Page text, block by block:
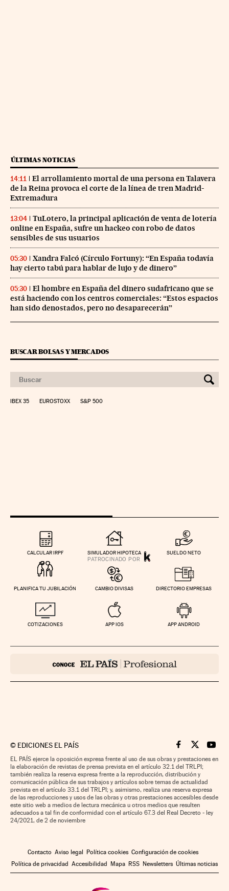
ÚLTIMAS NOTICIAS
14:11
El arrollamiento mortal de una persona en Talavera
de la Reina provoca el corte de la línea de tren Madrid-
Extremadura
13:04
TuLotero, la principal aplicación de venta de lotería
online en España, sufre un hackeo con robo de datos
sensibles de sus usuarios
05:30
Xandra Falcó (Círculo Fortuny): “En España todavía
hay cierto tabú para hablar de lujo y de dinero”
05:30
El hombre en España del dinero sudafricano que se
está haciendo con los centros comerciales: “Estos espacios
han sido denostados, pero no desaparecerán”
BUSCAR BOLSAS Y MERCADOS
IBEX 35 EUROSTOXX S&P 500
CALCULAR IRPF SIMULADOR HIPOTECA SUELDO NETO
PLANIFICA TU JUBILACIÓN CAMBIO DIVISAS DIRECTORIO EMPRESAS
COTIZACIONES APP IOS APP ANDROID
© EDICIONES EL PAÍS Cinco Días en
Cinco Días
Cinco
EL PAÍS ejerce la oposición expresa frente al uso de sus obras y prestaciones en
la elaboración de revistas de prensa prevista en el artículo 32.1 del TRLPI;
también realiza la reserva expresa frente a la reproducción, distribución y
comunicación pública de sus trabajos y artículos sobre temas de actualidad
prevista en el artículo 33.1 del TRLPI; y, asimismo, realiza una reserva expresa
de las reproducciones y usos de las obras y otras prestaciones accesibles desde
este sitio web a medios de lectura mecánica u otros medios que resulten
adecuados a tal fin de conformidad con el artículo 67.3 del Real Decreto - ley
24/2021, de 2 de noviembre
Contacto Aviso legal Política cookies Configuración de cookies
Política de privacidad Accesibilidad Mapa RSS Newsletters Últimas noticias